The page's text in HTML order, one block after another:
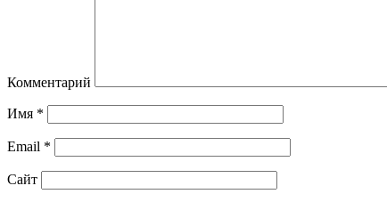
Комментарий
Имя *
Email *
Сайт